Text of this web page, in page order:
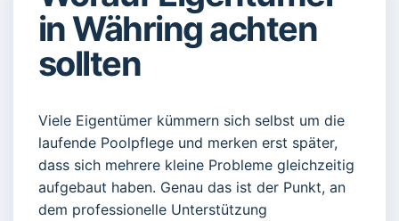
in Währing achten
sollten
Viele Eigentümer kümmern sich selbst um die
laufende Poolpflege und merken erst später,
dass sich mehrere kleine Probleme gleichzeitig
aufgebaut haben. Genau das ist der Punkt, an
dem professionelle Unterstützung